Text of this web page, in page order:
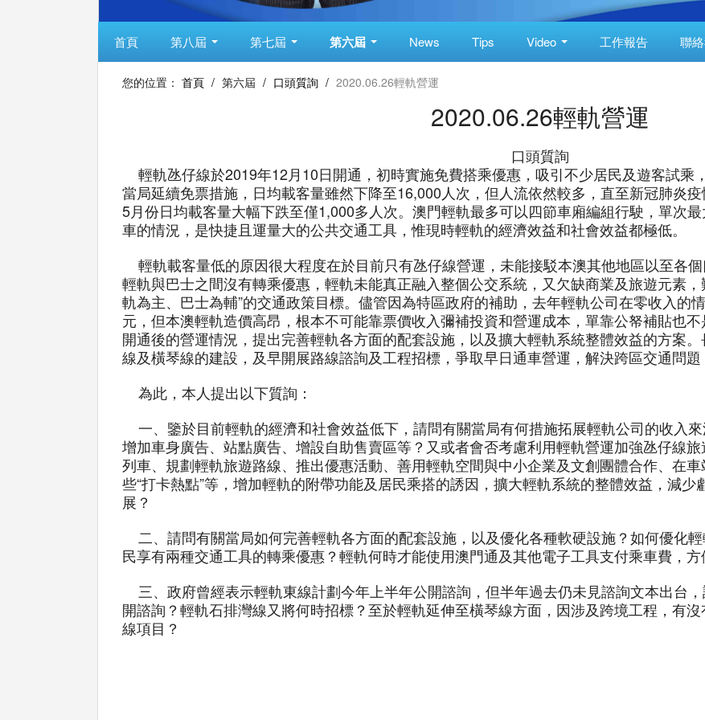
首頁 第八屆 第七屆 第六屆 News Tips Video 工作報告 聯
您的位置： 首頁 / 第六屆 / 口頭質詢 / 2020.06.26輕軌營運
2020.06.26輕軌營運
口頭質詢
輕軌氹仔線於2019年12月10日開通，初時實施免費搭乘優惠，吸引不少居民及遊客試乘
當局延續免票措施，日均載客量雖然下降至16,000人次，但人流依然較多，直至新冠肺炎
5月份日均載客量大幅下跌至僅1,000多人次。澳門輕軌最多可以四節車廂編組行駛，單次
車的情況，是快捷且運量大的公共交通工具，惟現時輕軌的經濟效益和社會效益都極低。
輕軌載客量低的原因很大程度在於目前只有氹仔線營運，未能接駁本澳其他地區以至各
輕軌與巴士之間沒有轉乘優惠，輕軌未能真正融入整個公交系統，又欠缺商業及旅遊元素
軌為主、巴士為輔”的交通政策目標。儘管因為特區政府的補助，去年輕軌公司在零收入的
元，但本澳輕軌造價高昂，根本不可能靠票價收入彌補投資和營運成本，單靠公帑補貼也
開通後的營運情況，提出完善輕軌各方面的配套設施，以及擴大輕軌系統整體效益的方案
線及橫琴線的建設，及早開展路線諮詢及工程招標，爭取早日通車營運，解決跨區交通問題
為此，本人提出以下質詢：
一、鑒於目前輕軌的經濟和社會效益低下，請問有關當局有何措施拓展輕軌公司的收入
增加車身廣告、站點廣告、增設自助售賣區等？又或者會否考慮利用輕軌營運加強氹仔線
列車、規劃輕軌旅遊路線、推出優惠活動、善用輕軌空間與中小企業及文創團體合作、在
些“打卡熱點”等，增加輕軌的附帶功能及居民乘搭的誘因，擴大輕軌系統的整體效益，減
展？
二、請問有關當局如何完善輕軌各方面的配套設施，以及優化各種軟硬設施？如何優化
民享有兩種交通工具的轉乘優惠？輕軌何時才能使用澳門通及其他電子工具支付乘車費，方
三、政府曾經表示輕軌東線計劃今年上半年公開諮詢，但半年過去仍未見諮詢文本出台
開諮詢？輕軌石排灣線又將何時招標？至於輕軌延伸至橫琴線方面，因涉及跨境工程，有
線項目？